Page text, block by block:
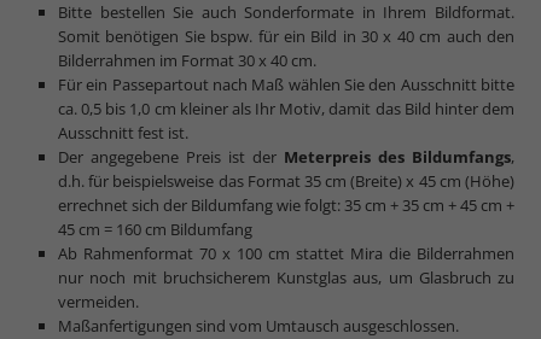
Bitte bestellen Sie auch Sonderformate in Ihrem Bildformat.
Somit benötigen Sie bspw. für ein Bild in 30 x 40 cm auch den
Bilderrahmen im Format 30 x 40 cm.
Für ein Passepartout nach Maß wählen Sie den Ausschnitt bitte
ca. 0,5 bis 1,0 cm kleiner als Ihr Motiv, damit das Bild hinter dem
Ausschnitt fest ist.
Der angegebene Preis ist der Meterpreis des Bildumfangs,
d.h. für beispielsweise das Format 35 cm (Breite) x 45 cm (Höhe)
errechnet sich der Bildumfang wie folgt: 35 cm + 35 cm + 45 cm +
45 cm = 160 cm Bildumfang
Ab Rahmenformat 70 x 100 cm stattet Mira die Bilderrahmen
nur noch mit bruchsicherem Kunstglas aus, um Glasbruch zu
vermeiden.
Maßanfertigungen sind vom Umtausch ausgeschlossen.